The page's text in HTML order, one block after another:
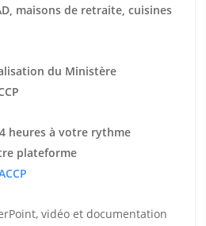
maisons de retraite, cuisines
du Ministère
heures à votre rythme
plateforme
vidéo et documentation